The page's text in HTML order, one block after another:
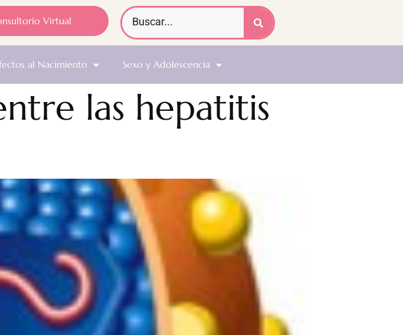
Virtual
al Nacimiento Sexo y Adolescencia
las hepatitis